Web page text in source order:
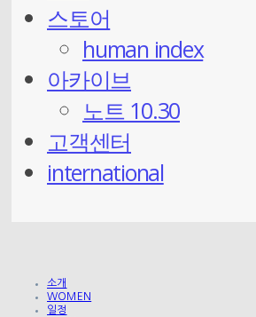
스토어
human index
아카이브
노트 10.30
고객센터
international
소개
WOMEN
일정